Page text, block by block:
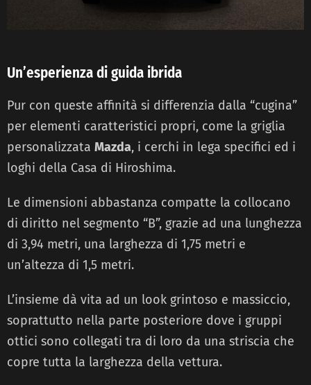
Un’esperienza di guida ibrida
Pur con queste affinità si differenzia dalla “cugina”
per elementi caratteristici propri, come la griglia
personalizzata Mazda, i cerchi in lega specifici ed i
loghi della Casa di Hiroshima.
Le dimensioni abbastanza compatte la collocano
di diritto nel segmento “B”, grazie ad una lunghezza
di 3,94 metri, una larghezza di 1,75 metri e
un’altezza di 1,5 metri.
L’insieme dà vita ad un look grintoso e massiccio,
soprattutto nella parte posteriore dove i gruppi
ottici sono collegati tra di loro da una striscia che
copre tutta la larghezza della vettura.